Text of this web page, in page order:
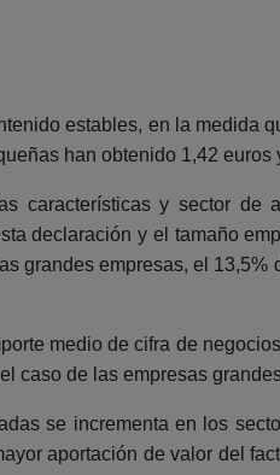
estables, en la medida
han obtenido 1,42 euros
y sector de
declaración y el tamaño
grandes empresas, el
medio de cifra de
caso de las empresas
se incrementa en los
aportación de valor del